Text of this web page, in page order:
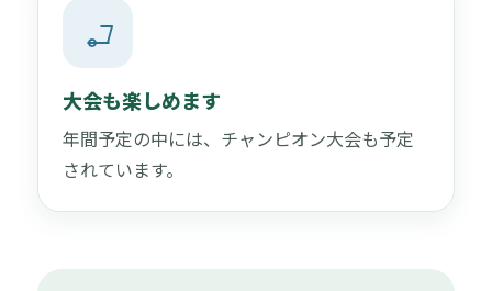
大会も楽しめます
年間予定の中には、チャンピオン大会も予定
されています。